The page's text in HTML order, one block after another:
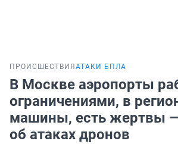
ПРОИСШЕСТВИЯ АТАКИ БПЛА
В Москве аэропорты
ограничениями, в
машины, есть жертвы —
об атаках дронов